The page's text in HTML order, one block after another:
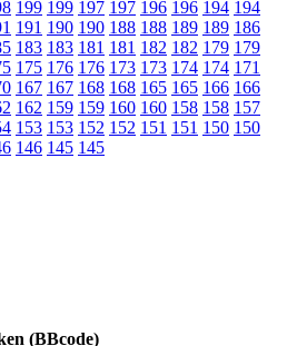
199 199 197 197 196 196 194 194
191 190 190 188 188 189 189 186
183 183 181 181 182 182 179 179
175 176 176 173 173 174 174 171
167 167 168 168 165 165 166 166
162 159 159 160 160 158 158 157
153 153 152 152 151 151 150 150
146 145 145
(BBcode)